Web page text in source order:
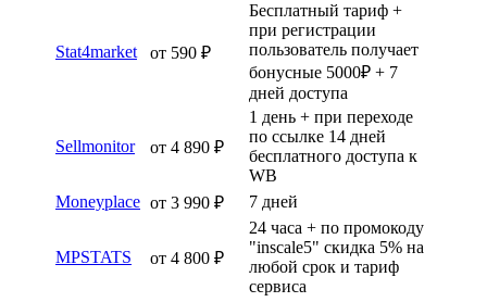
Stat4market от 590 ₽
Бесплатный тариф +
при регистрации
пользователь получает
бонусные 5000₽ + 7
дней доступа
Sellmonitor от 4 890 ₽
1 день + при переходе
по ссылке 14 дней
бесплатного доступа к
WВ
Moneyplace от 3 990 ₽ 7 дней
MPSTATS от 4 800 ₽
24 часа + по промокоду
"inscale5" скидка 5% на
любой срок и тариф
сервиса